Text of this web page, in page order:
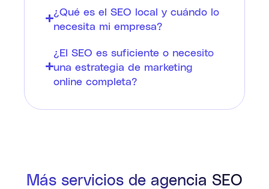
¿Qué es el SEO local y cuándo lo
necesita mi empresa?
¿El SEO es suficiente o necesito
una estrategia de marketing
online completa?
Más servicios de agencia SEO